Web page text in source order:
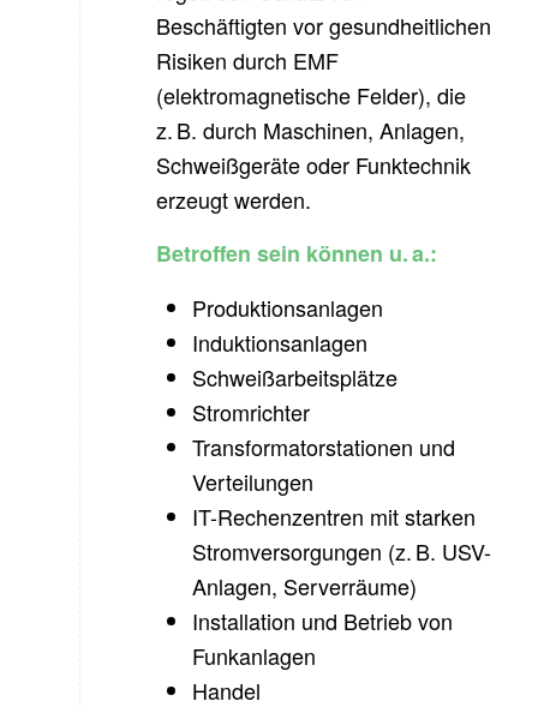
Beschäftigten vor gesundheitlichen
Risiken durch EMF
(elektromagnetische Felder), die
z. B. durch Maschinen, Anlagen,
Schweißgeräte oder Funktechnik
erzeugt werden.
Betroffen sein können u. a.:
Produktionsanlagen
Induktionsanlagen
Schweißarbeitsplätze
Stromrichter
Transformatorstationen und
Verteilungen
IT-Rechenzentren mit starken
Stromversorgungen (z. B. USV-
Anlagen, Serverräume)
Installation und Betrieb von
Funkanlagen
Handel